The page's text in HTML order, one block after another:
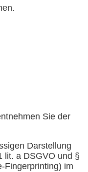
Sie der
Darstellung
lit. a DSGVO und §
Fingerprinting) im